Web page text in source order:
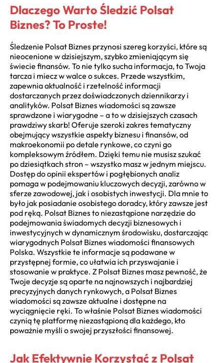
Dlaczego Warto Śledzić Polsat
Biznes? To Proste!
Śledzenie Polsat Biznes przynosi szereg korzyści, które są
nieocenione w dzisiejszym, szybko zmieniającym się
świecie finansów. To nie tylko sucha informacja, to Twoja
tarcza i miecz w walce o sukces. Przede wszystkim,
zapewnia aktualność i rzetelność informacji
dostarczanych przez doświadczonych dziennikarzy i
analityków. Polsat Biznes wiadomości są zawsze
sprawdzone i wiarygodne – a to w dzisiejszych czasach
prawdziwy skarb! Oferuje szeroki zakres tematyczny
obejmujący wszystkie aspekty biznesu i finansów, od
makroekonomii po detale rynkowe, co czyni go
kompleksowym źródłem. Dzięki temu nie musisz szukać
po dziesiątkach stron – wszystko masz w jednym miejscu.
Dostęp do opinii ekspertów i pogłębionych analiz
pomaga w podejmowaniu kluczowych decyzji, zarówno w
sferze zawodowej, jak i osobistych inwestycji. Dla mnie to
było jak posiadanie osobistego doradcy, który zawsze jest
pod ręką. Polsat Biznes to niezastąpione narzędzie do
podejmowania świadomych decyzji biznesowych i
inwestycyjnych w dynamicznym środowisku, dostarczając
wiarygodnych Polsat Biznes wiadomości finansowych
Polska. Wszystkie te informacje są podawane w
przystępnej formie, co ułatwia ich przyswajanie i
stosowanie w praktyce. Z Polsat Biznes masz pewność, że
Twoje decyzje są oparte na najnowszych i najbardziej
precyzyjnych danych rynkowych, a Polsat Biznes
wiadomości są zawsze aktualne i dostępne na
wyciągnięcie ręki. To właśnie Polsat Biznes wiadomości
czynią tę platformę niezastąpioną dla każdego, kto
poważnie myśli o swojej przyszłości finansowej.
Jak Efektywnie Korzystać z Polsat